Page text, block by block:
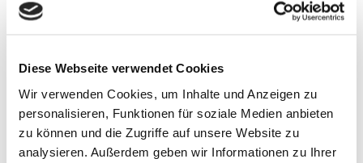
Diese Webseite verwendet Cookies
Wir verwenden Cookies, um Inhalte und Anzeigen zu
personalisieren, Funktionen für soziale Medien anbieten
zu können und die Zugriffe auf unsere Website zu
analysieren. Außerdem geben wir Informationen zu Ihrer
Coocazoo Zubehör
Artikelbeschreibung Coocazoo Schlampermäppchen
EVERY 2025